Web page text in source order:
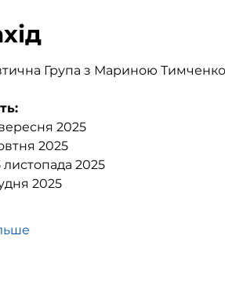
Група з Мариною
2025
2025
листопада 2025
2025